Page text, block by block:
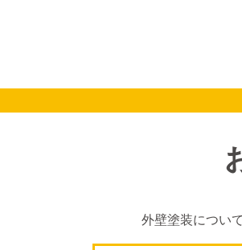
外壁塗装につい